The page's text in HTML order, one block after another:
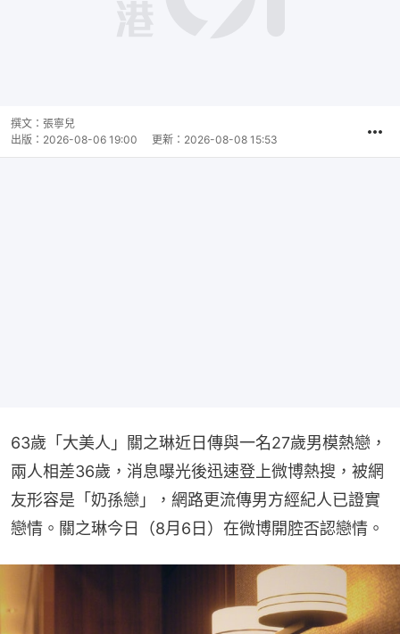
撰文： 張寧兒
出版： 2026-08-06 19:00 更新： 2026-08-08 15:53
63歲「大美人」關之琳近日傳與一名27歲男模熱戀，
兩人相差36歲，消息曝光後迅速登上微博熱搜，被網
友形容是「奶孫戀」，網路更流傳男方經紀人已證實
戀情。關之琳今日（8月6日）在微博開腔否認戀情。